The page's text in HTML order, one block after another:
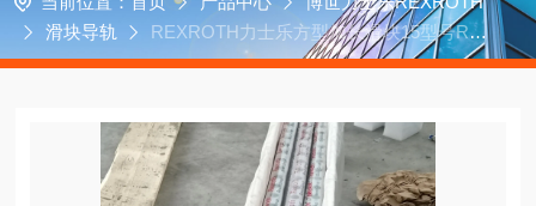
滑块导轨
REXROTH力士乐方型加长滑块15型号R16
2319420，R162319320